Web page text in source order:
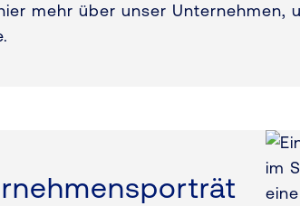
mehr über unser Unternehmen,